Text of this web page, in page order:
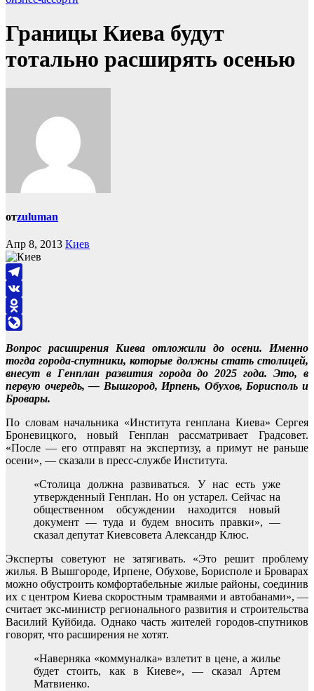
Границы Киева будут
тотально расширять осенью
отzuluman
Апр 8, 2013 Киев
Telegram
VK
Odnoklassniki
Вопрос расширения Киева отложили до осени. Именно
тогда города-спутники, которые должны стать столицей,
внесут в Генплан развития города до 2025 года. Это, в
первую очередь, — Вышгород, Ирпень, Обухов, Борисполь и
Бровары.
По словам начальника «Института генплана Киева» Сергея
Броневицкого, новый Генплан рассматривает Градсовет.
«После — его отправят на экспертизу, а примут не раньше
осени», — сказали в пресс-службе Института.
«Столица должна развиваться. У нас есть уже
утвержденный Генплан. Но он устарел. Сейчас на
общественном обсуждении находится новый
документ — туда и будем вносить правки», —
сказал депутат Киевсовета Александр Клюс.
Эксперты советуют не затягивать. «Это решит проблему
жилья. В Вышгороде, Ирпене, Обухове, Борисполе и Броварах
можно обустроить комфортабельные жилые районы, соединив
их с центром Киева скоростным трамваями и автобанами», —
считает экс-министр регионального развития и строительства
Василий Куйбида. Однако часть жителей городов-спутников
говорят, что расширения не хотят.
«Наверняка «коммуналка» взлетит в цене, а жилье
будет стоить, как в Киеве», — сказал Артем
Матвиенко.